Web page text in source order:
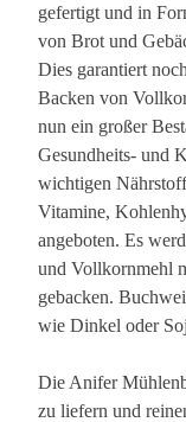
gefertigt und in
von Brot und
Dies garantiert
Backen von
nun ein großer
Gesundheits- und
wichtigen
Vitamine,
angeboten. Es
und Vollkornmehl
gebacken.
wie Dinkel oder
Die Anifer
zu liefern und